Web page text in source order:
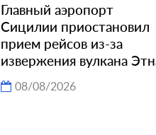
Главный аэропорт
Сицилии приостановил
прием рейсов из-за
извержения вулкана
08/08/2026